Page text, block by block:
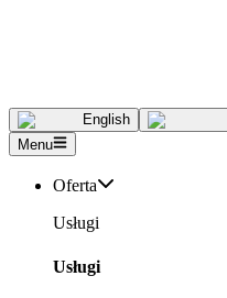
English
Menu
Oferta
Usługi
Usługi